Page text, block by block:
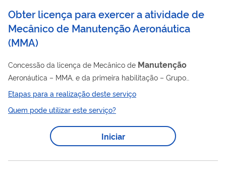
Obter licença para exercer a atividade de
Mecânico de Manutenção Aeronáutica
(MMA)
Concessão da licença de Mecânico de Manutenção
Aeronáutica – MMA, e da primeira habilitação – Grupo
Motopropulsor (GMP), Célula (CEL) ou Aviônicos (AVI).
REQUISITOS O candidato à licença e inclusão da primeira
habilitação de MMA deverá comprovar: 18 anos completos
conclusão do ensino médio ou superior quitação com a Justiça
pretendida, concluído em Centro...
Etapas para a realização deste serviço
Quem pode utilizar este serviço?
Iniciar